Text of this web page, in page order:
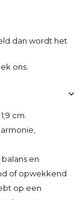
dan wordt het
ons.
cm.
en
of opwekkend
op een